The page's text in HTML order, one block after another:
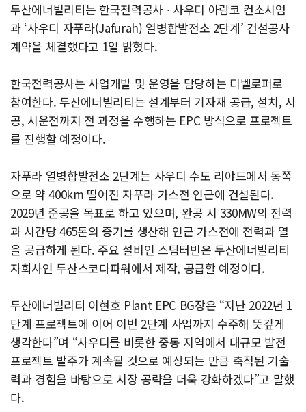
두산에너빌리티는 한국전력공사 ∙ 사우디 아람코 컨소시엄
과 ‘사우디 자푸라(Jafurah) 열병합발전소 2단계’ 건설공사
계약을 체결했다고 1일 밝혔다.
한국전력공사는 사업개발 및 운영을 담당하는 디벨로퍼로
참여한다. 두산에너빌리티는 설계부터 기자재 공급, 설치, 시
공, 시운전까지 전 과정을 수행하는 EPC 방식으로 프로젝트
를 진행할 예정이다.
자푸라 열병합발전소 2단계는 사우디 수도 리야드에서 동쪽
으로 약 400km 떨어진 자푸라 가스전 인근에 건설된다.
2029년 준공을 목표로 하고 있으며, 완공 시 330MW의 전력
과 시간당 465톤의 증기를 생산해 인근 가스전에 전력과 열
을 공급하게 된다. 주요 설비인 스팀터빈은 두산에너빌리티
자회사인 두산스코다파워에서 제작, 공급할 예정이다.
두산에너빌리티 이현호 Plant EPC BG장은 “지난 2022년 1
단계 프로젝트에 이어 이번 2단계 사업까지 수주해 뜻깊게
생각한다”며 “사우디를 비롯한 중동 지역에서 대규모 발전
프로젝트 발주가 계속될 것으로 예상되는 만큼 축적된 기술
력과 경험을 바탕으로 시장 공략을 더욱 강화하겠다”고 말했
다.